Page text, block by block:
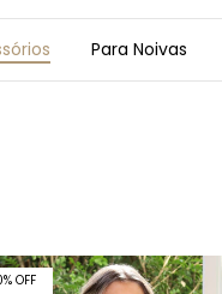
Para Noivas
OFF
% OFF